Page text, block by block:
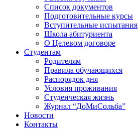
Список документов
Подготовительные курсы
Вступительные испытания
Школа абитуриента
О Целевом договоре
Студентам
Родителям
Правила обучающихся
Распорядок дня
Условия проживания
Студенческая жизнь
Журнал “ДоМиСольба”
Новости
Контакты